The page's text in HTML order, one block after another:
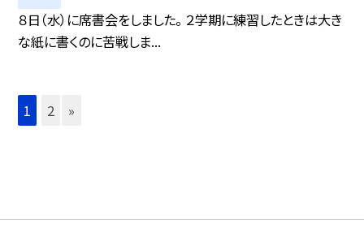
８日（水）に席書会をしました。 ２学期に練習したときは大き
な紙に書くのに苦戦しま...
1 2 »